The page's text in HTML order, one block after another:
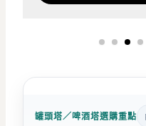
罐頭塔／啤酒塔選購重點